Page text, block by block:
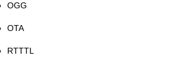
OGG
OTA
RTTTL